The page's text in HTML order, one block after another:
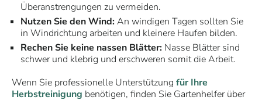
Überanstrengungen zu vermeiden.
Nutzen Sie den Wind:An windigen Tagen sollten Sie
in Windrichtung arbeiten und kleinere Haufen bilden.
Rechen Sie keine nassen Blätter: Nasse Blätter sind
schwer und klebrig und erschweren somit die Arbeit.
Wenn Sie professionelle Unterstützung für Ihre
Herbstreinigung benötigen, finden Sie Gartenhelfer über